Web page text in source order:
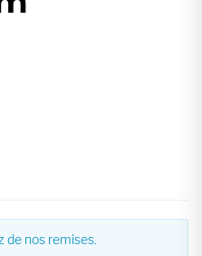
de nos remises.